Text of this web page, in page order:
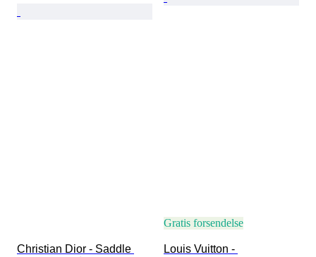
Christian Dior - Saddle
Gratis forsendelse
Louis Vuitton -